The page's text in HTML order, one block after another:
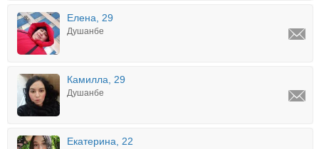
Елена, 29
Душанбе
Камилла, 29
Душанбе
Екатерина, 22